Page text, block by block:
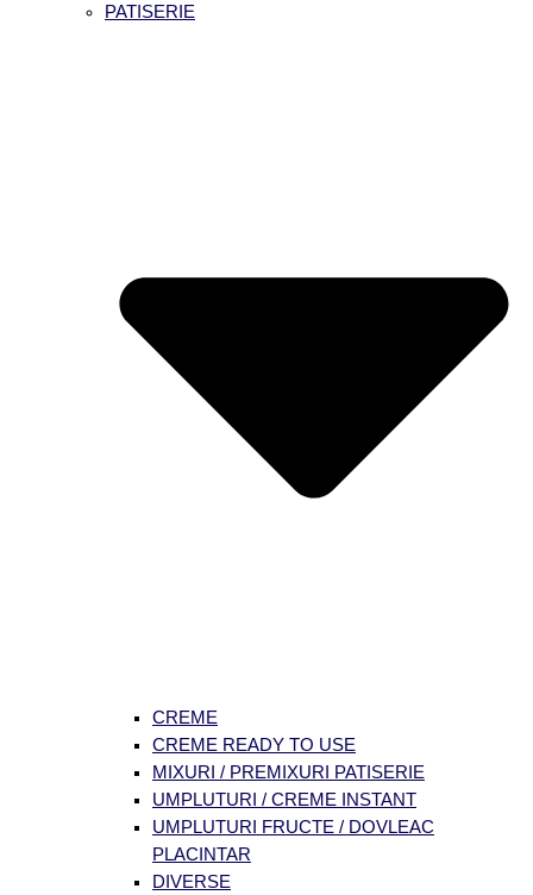
PATISERIE
CREME
CREME READY TO USE
MIXURI / PREMIXURI PATISERIE
UMPLUTURI / CREME INSTANT
UMPLUTURI FRUCTE / DOVLEAC
PLACINTAR
DIVERSE